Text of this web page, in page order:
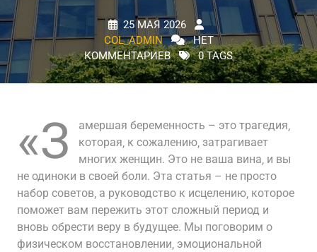
25 МАЯ 2026
COL_ADMIN
НЕТ
КОММЕНТАРИЕВ
0 TAGS
«З
амершая беременность – это трагедия‚
которая‚ к сожалению‚ затрагивает
многих женщин. Это не ваша вина‚ и вы
не одиноки в своей боли. Эта статья – не просто
набор советов‚ а руководство к исцелению‚ которое
поможет вам пережить этот сложный период и
вновь обрести веру в будущее. Мы поговорим о
физическом восстановлении‚ эмоциональной